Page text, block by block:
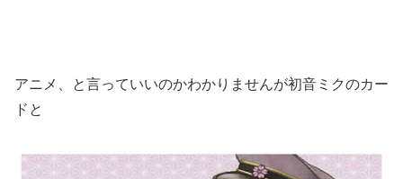
アニメ、と言っていいのかわかりませんが初音ミクのカー
ドと